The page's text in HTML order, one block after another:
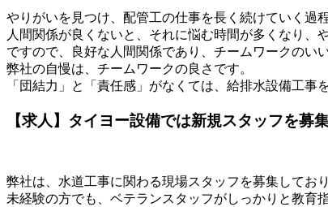
やりがいを見つけ、配管工の仕事を長く続けていく過
人間関係が良くないと、それに悩む時間が多くなり、
ですので、良好な人間関係であり、チームワークのい
弊社の自慢は、チームワークの良さです。
「団結力」と「責任感」がなくては、給排水設備工
【求人】タイヨー設備では新規スタッフを募
弊社は、水道工事に関わる現場スタッフを募集しており
未経験の方でも、ベテランスタッフがしっかりと教育